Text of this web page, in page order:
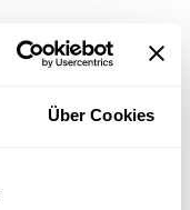
Über Cookies